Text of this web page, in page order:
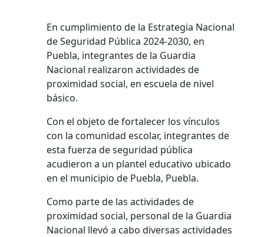
En cumplimiento de la Estrategia Nacional
de Seguridad Pública 2024-2030, en
Puebla, integrantes de la Guardia
Nacional realizaron actividades de
proximidad social, en escuela de nivel
básico.
Con el objeto de fortalecer los vínculos
con la comunidad escolar, integrantes de
esta fuerza de seguridad pública
acudieron a un plantel educativo ubicado
en el municipio de Puebla, Puebla.
Como parte de las actividades de
proximidad social, personal de la Guardia
Nacional llevó a cabo diversas actividades